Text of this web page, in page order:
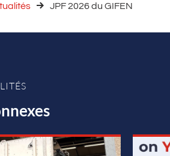
JPF 2026 du GIFEN